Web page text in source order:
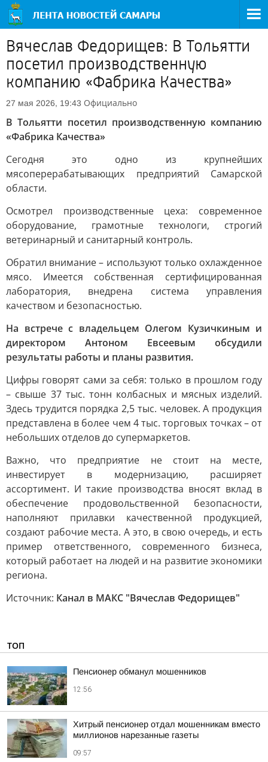
Вячеслав Федорищев: В Тольятти
посетил производственную
компанию «Фабрика Качества»
27 мая 2026, 19:43 Официально
В Тольятти посетил производственную компанию
«Фабрика Качества»
Сегодня это одно из крупнейших
мясоперерабатывающих предприятий Самарской
области.
Осмотрел производственные цеха: современное
оборудование, грамотные технологи, строгий
ветеринарный и санитарный контроль.
Обратил внимание – используют только охлажденное
мясо. Имеется собственная сертифицированная
лаборатория, внедрена система управления
качеством и безопасностью.
На встрече с владельцем Олегом Кузичкиным и
директором Антоном Евсеевым обсудили
результаты работы и планы развития.
Цифры говорят сами за себя: только в прошлом году
– свыше 37 тыс. тонн колбасных и мясных изделий.
Здесь трудится порядка 2,5 тыс. человек. А продукция
представлена в более чем 4 тыс. торговых точках – от
небольших отделов до супермаркетов.
Важно, что предприятие не стоит на месте,
инвестирует в модернизацию, расширяет
ассортимент. И такие производства вносят вклад в
обеспечение продовольственной безопасности,
наполняют прилавки качественной продукцией,
создают рабочие места. А это, в свою очередь, и есть
пример ответственного, современного бизнеса,
который работает на людей и на развитие экономики
региона.
Источник: Канал в МАКС "Вячеслав Федорищев"
ТОП
Пенсионер обманул мошенников
12:56
Хитрый пенсионер отдал мошенникам вместо
миллионов нарезанные газеты
09:57